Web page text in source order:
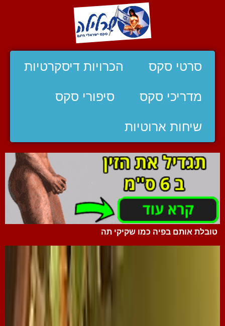
סרטי סקס הכרויות דיסקרטיות
מדריכי סקס סיפורי סקס
שיחות ארוטיות
טובלת אותם בפיה כמו שקיקי תה